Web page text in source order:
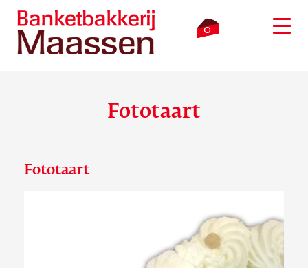
0
Fototaart
Fototaart